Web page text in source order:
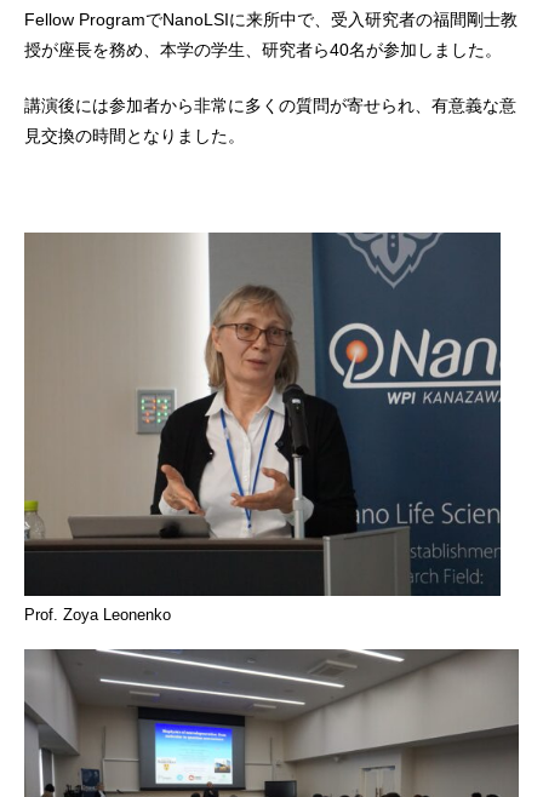
Fellow ProgramでNanoLSIに来所中で、受入研究者の福間剛士教
授が座長を務め、本学の学生、研究者ら40名が参加しました。
講演後には参加者から非常に多くの質問が寄せられ、有意義な意
見交換の時間となりました。
Prof. Zoya Leonenko